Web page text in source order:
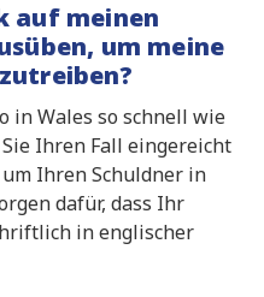
auf meinen
um meine
in Wales so schnell wie
Ihren Fall eingereicht
Ihren Schuldner in
dafür, dass Ihr
in englischer